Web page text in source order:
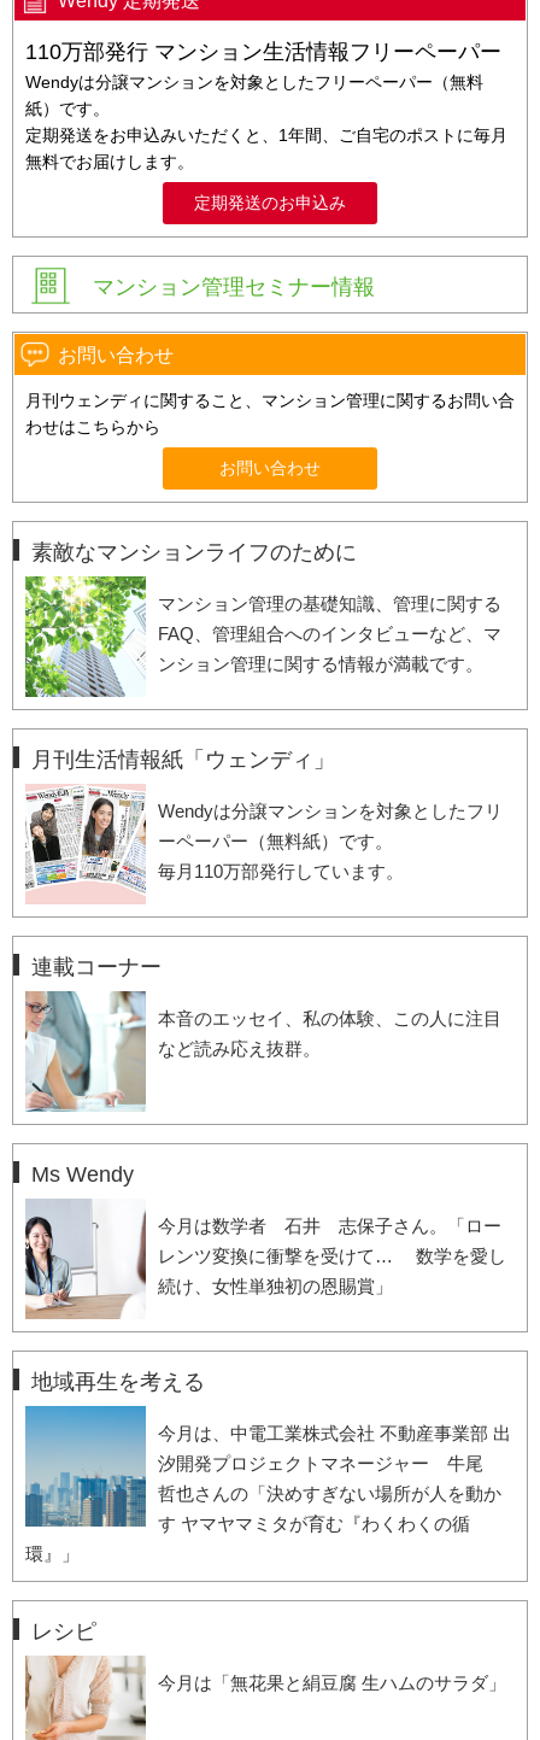
110万部発行 マンション生活情報フリーペーパー
Wendyは分譲マンションを対象としたフリーペーパー（無料
紙）です。
定期発送をお申込みいただくと、1年間、ご自宅のポストに毎月
無料でお届けします。
定期発送のお申込み
マンション管理セミナー情報
お問い合わせ
月刊ウェンディに関すること、マンション管理に関するお問い合
わせはこちらから
お問い合わせ
素敵なマンションライフのために
マンション管理の基礎知識、管理に関する
FAQ、管理組合へのインタビューなど、マ
ンション管理に関する情報が満載です。
月刊生活情報紙「ウェンディ」
Wendyは分譲マンションを対象としたフリ
ーペーパー（無料紙）です。
毎月110万部発行しています。
連載コーナー
本音のエッセイ、私の体験、この人に注目
など読み応え抜群。
Ms Wendy
今月は数学者 石井 志保子さん。「ロー
レンツ変換に衝撃を受けて… 数学を愛し
続け、女性単独初の恩賜賞」
地域再生を考える
今月は、中電工業株式会社 不動産事業部 出
汐開発プロジェクトマネージャー 牛尾
哲也さんの「決めすぎない場所が人を動か
す ヤマヤマミタが育む『わくわくの循
環』」
レシピ
今月は「無花果と絹豆腐 生ハムのサラダ」